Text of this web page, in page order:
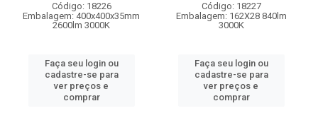
Código: 18226
Embalagem: 400x400x35mm
2600lm 3000K
Faça seu login ou
cadastre-se para
ver preços e
comprar
Código: 18227
Embalagem: 162X28 840lm
3000K
Faça seu login ou
cadastre-se para
ver preços e
comprar